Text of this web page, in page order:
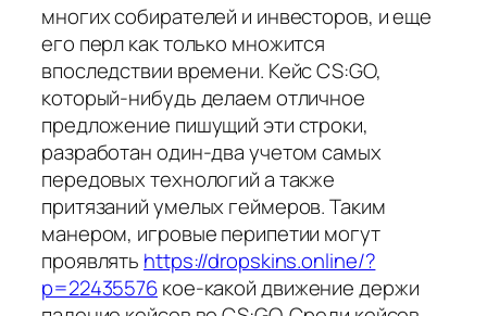
многих собирателей и инвесторов, и еще
его перл как только множится
впоследствии времени. Кейс CS:GO,
который-нибудь делаем отличное
предложение пишущий эти строки,
разработан один-два учетом самых
передовых технологий а также
притязаний умелых геймеров. Таким
манером, игровые перипетии могут
проявлять https://dropskins.online/?
p=22435576кое-какой движение держи